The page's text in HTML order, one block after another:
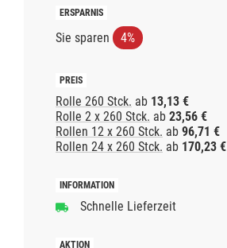
Sie sparen 4%
Rolle 260 Stck. ab 13,13 €
Rolle 2 x 260 Stck. ab 23,56 €
Rollen 12 x 260 Stck. ab 96,71 €
Rollen 24 x 260 Stck. ab 170,23 €
Schnelle Lieferzeit